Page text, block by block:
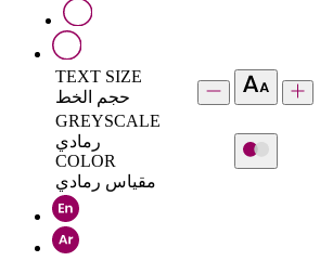
TEXT SIZE
حجم الخط
GREYSCALE
رمادي
COLOR
مقياس رمادي